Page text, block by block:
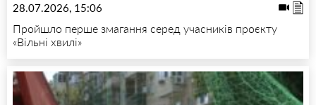
28.07.2026, 15:06
Пройшло перше змагання серед учасників проєкту
«Вільні хвилі»